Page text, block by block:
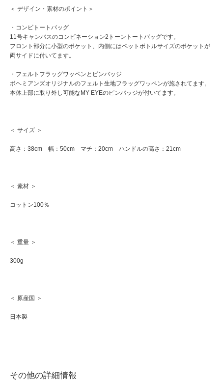
＜ デザイン・素材のポイント＞
・コンビトートバッグ
11号キャンバスのコンビネーション2トーントートバッグです。
フロント部分に小型のポケット、内側にはペットボトルサイズのポケットが
両サイドに付いてます。
・フェルトフラッグワッペンとピンバッジ
ボヘミアンズオリジナルのフェルト生地フラッグワッペンが施されてます。
本体上部に取り外し可能なMY EYEのピンバッジが付いてます。
＜ サイズ ＞
高さ：38cm 幅：50cm マチ：20cm ハンドルの高さ：21cm
＜ 素材 ＞
コットン100％
＜ 重量 ＞
300g
＜ 原産国 ＞
日本製
その他の詳細情報